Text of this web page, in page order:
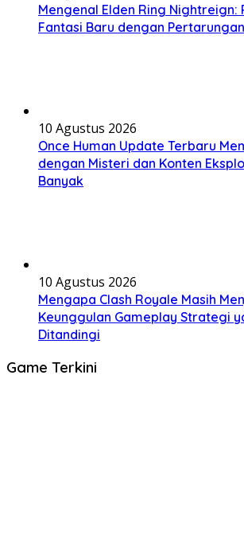
Mengenal Elden Ring Nightreign:
Fantasi Baru dengan
10 Agustus 2026
Once Human Update Terbaru
dengan Misteri dan Konten
Banyak
10 Agustus 2026
Mengapa Clash Royale Masih
Keunggulan Gameplay Strategi
Ditandingi
Game Terkini